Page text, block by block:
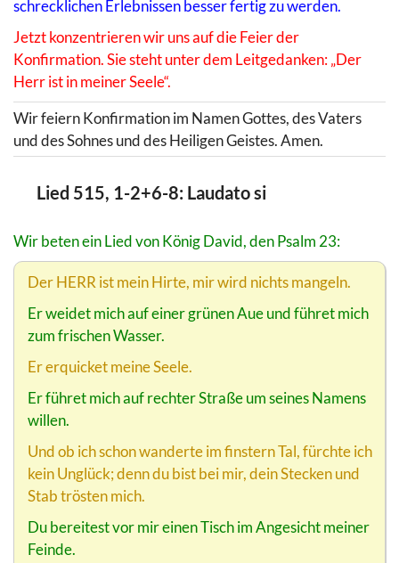
schrecklichen Erlebnissen besser fertig zu werden.
Jetzt konzentrieren wir uns auf die Feier der
Konfirmation. Sie steht unter dem Leitgedanken: „Der
Herr ist in meiner Seele“.
Wir feiern Konfirmation im Namen Gottes, des Vaters
und des Sohnes und des Heiligen Geistes. Amen.
Lied 515, 1-2+6-8: Laudato si
Wir beten ein Lied von König David, den Psalm 23:
Der HERR ist mein Hirte, mir wird nichts mangeln.
Er weidet mich auf einer grünen Aue und führet mich
zum frischen Wasser.
Er erquicket meine Seele.
Er führet mich auf rechter Straße um seines Namens
willen.
Und ob ich schon wanderte im finstern Tal, fürchte ich
kein Unglück; denn du bist bei mir, dein Stecken und
Stab trösten mich.
Du bereitest vor mir einen Tisch im Angesicht meiner
Feinde.